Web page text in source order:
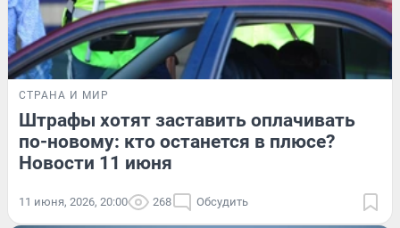
СТРАНА И МИР
Штрафы хотят заставить оплачивать
по-новому: кто останется в плюсе?
Новости 11 июня
11 июня, 2026, 20:00 268 Обсудить